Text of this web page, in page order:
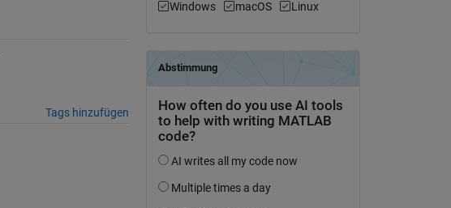
Tags hinzufügen
Windows macOS Linux